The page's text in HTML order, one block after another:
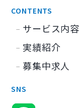
CONTENTS
サービス内容
実績紹介
募集中求人
SNS